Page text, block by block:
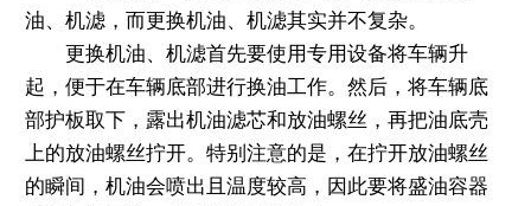
油、机滤，而更换机油、机滤其实并不复杂。
更换机油、机滤首先要使用专用设备将车辆升
起，便于在车辆底部进行换油工作。然后，将车辆底
部护板取下，露出机油滤芯和放油螺丝，再把油底壳
上的放油螺丝拧开。特别注意的是，在拧开放油螺丝
的瞬间，机油会喷出且温度较高，因此要将盛油容器